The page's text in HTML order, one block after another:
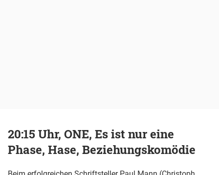
20:15 Uhr, ONE, Es ist nur eine
Phase, Hase, Beziehungskomödie